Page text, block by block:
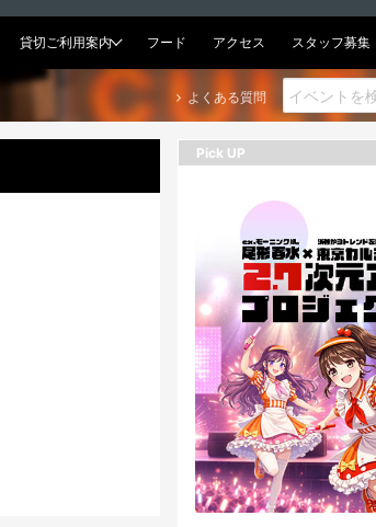
貸切ご利用案内 フード アクセス スタッフ募集
よくある質問
Pick UP